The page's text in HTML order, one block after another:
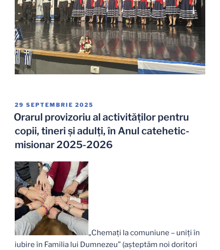
PUBLICAT
PE
29 SEPTEMBRIE 2025
Orarul provizoriu al activităților pentru
copii, tineri și adulți, în Anul catehetic-
misionar 2025-2026
„Chemați la comuniune – uniți în
iubire în Familia lui Dumnezeu” (așteptăm noi doritori